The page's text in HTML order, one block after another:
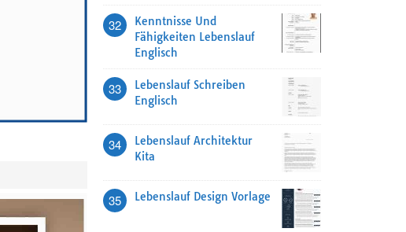
32
Kenntnisse Und
Fähigkeiten Lebenslauf
Englisch
33
Lebenslauf Schreiben
Englisch
34
Lebenslauf Architektur
Kita
35 Lebenslauf Design Vorlage